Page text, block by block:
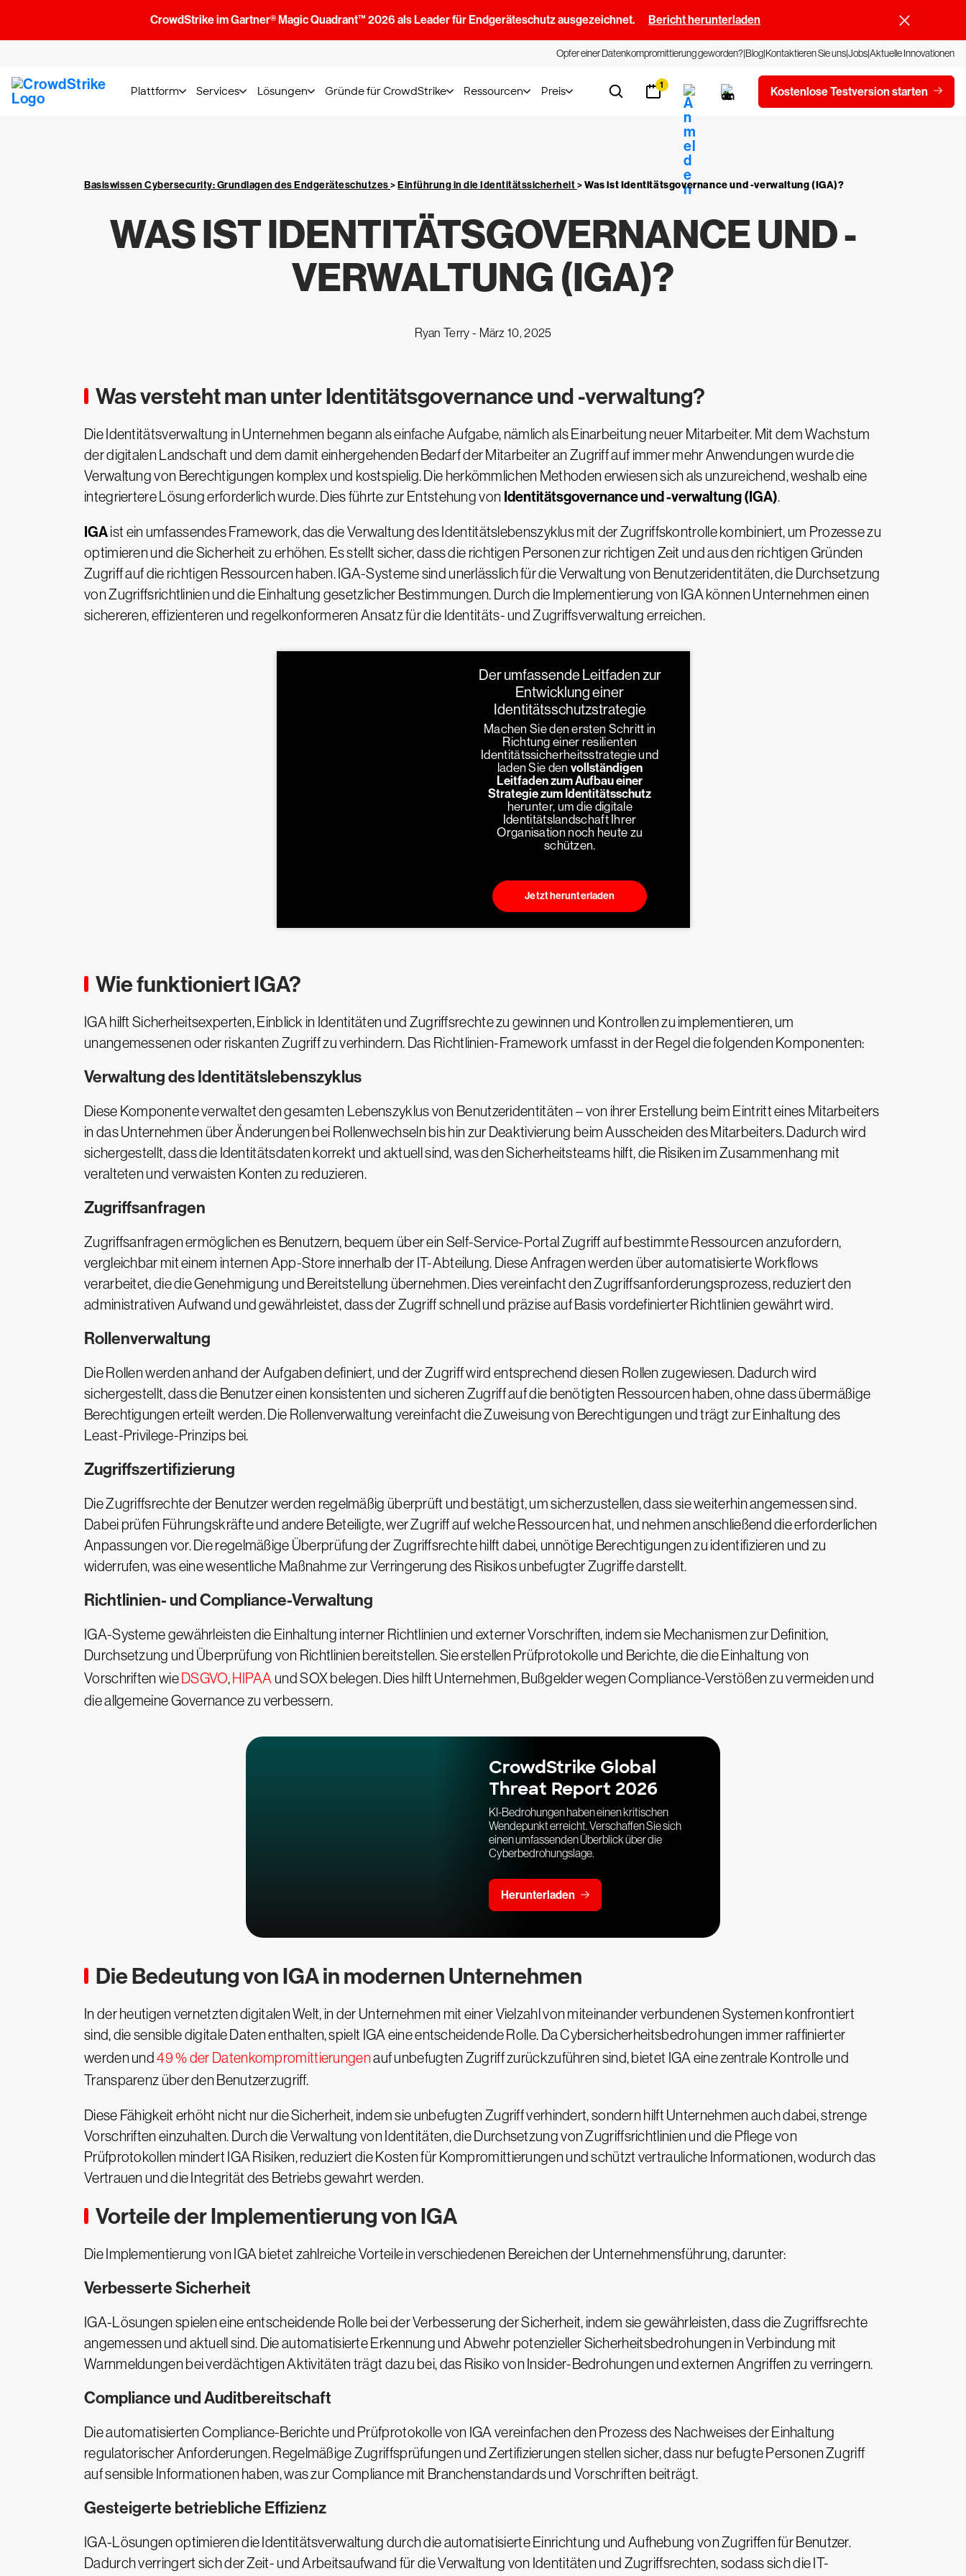
CrowdStrike im Gartner® Magic Quadrant™ 2026 als Leader für Endgeräteschutz ausgezeichnet. Bericht herunterladen
Opfer einer Datenkompromittierung geworden?BlogKontaktieren Sie unsJobsAktuelle Innovationen
Plattform Services Lösungen Gründe für CrowdStrike Ressourcen Preis 1 Kostenlose Testversion starten
Basiswissen Cybersecurity: Grundlagen des Endgeräteschutzes>Einführung in die Identitätssicherheit>Was ist Identitätsgovernance und -verwaltung (IGA)?
WAS IST IDENTITÄTSGOVERNANCE UND -
VERWALTUNG (IGA)?
Ryan Terry - März 10, 2025
Was versteht man unter Identitätsgovernance und -verwaltung?
Die Identitätsverwaltung in Unternehmen begann als einfache Aufgabe, nämlich als Einarbeitung neuer Mitarbeiter. Mit dem Wachstum
der digitalen Landschaft und dem damit einhergehenden Bedarf der Mitarbeiter an Zugriff auf immer mehr Anwendungen wurde die
Verwaltung von Berechtigungen komplex und kostspielig. Die herkömmlichen Methoden erwiesen sich als unzureichend, weshalb eine
integriertere Lösung erforderlich wurde. Dies führte zur Entstehung von Identitätsgovernance und -verwaltung (IGA).
IGAist ein umfassendes Framework, das die Verwaltung des Identitätslebenszyklus mit der Zugriffskontrolle kombiniert, um Prozesse zu
optimieren und die Sicherheit zu erhöhen. Es stellt sicher, dass die richtigen Personen zur richtigen Zeit und aus den richtigen Gründen
Zugriff auf die richtigen Ressourcen haben. IGA-Systeme sind unerlässlich für die Verwaltung von Benutzeridentitäten, die Durchsetzung
von Zugriffsrichtlinien und die Einhaltung gesetzlicher Bestimmungen. Durch die Implementierung von IGA können Unternehmen einen
sichereren, effizienteren und regelkonformeren Ansatz für die Identitäts- und Zugriffsverwaltung erreichen.
Der umfassende Leitfaden zur
Entwicklung einer
Identitätsschutzstrategie
Machen Sie den ersten Schritt in
Richtung einer resilienten
Identitätssicherheitsstrategie und
laden Sie den vollständigen
Leitfaden zum Aufbau einer
Strategie zum Identitätsschutz
herunter, um die digitale
Identitätslandschaft Ihrer
Organisation noch heute zu
schützen.
Jetzt herunterladen
Wie funktioniert IGA?
IGA hilft Sicherheitsexperten, Einblick in Identitäten und Zugriffsrechte zu gewinnen und Kontrollen zu implementieren, um
unangemessenen oder riskanten Zugriff zu verhindern. Das Richtlinien-Framework umfasst in der Regel die folgenden Komponenten:
Verwaltung des Identitätslebenszyklus
Diese Komponente verwaltet den gesamten Lebenszyklus von Benutzeridentitäten – von ihrer Erstellung beim Eintritt eines Mitarbeiters
in das Unternehmen über Änderungen bei Rollenwechseln bis hin zur Deaktivierung beim Ausscheiden des Mitarbeiters. Dadurch wird
sichergestellt, dass die Identitätsdaten korrekt und aktuell sind, was den Sicherheitsteams hilft, die Risiken im Zusammenhang mit
veralteten und verwaisten Konten zu reduzieren.
Zugriffsanfragen
Zugriffsanfragen ermöglichen es Benutzern, bequem über ein Self-Service-Portal Zugriff auf bestimmte Ressourcen anzufordern,
vergleichbar mit einem internen App-Store innerhalb der IT-Abteilung. Diese Anfragen werden über automatisierte Workflows
verarbeitet, die die Genehmigung und Bereitstellung übernehmen. Dies vereinfacht den Zugriffsanforderungsprozess, reduziert den
administrativen Aufwand und gewährleistet, dass der Zugriff schnell und präzise auf Basis vordefinierter Richtlinien gewährt wird.
Rollenverwaltung
Die Rollen werden anhand der Aufgaben definiert, und der Zugriff wird entsprechend diesen Rollen zugewiesen. Dadurch wird
sichergestellt, dass die Benutzer einen konsistenten und sicheren Zugriff auf die benötigten Ressourcen haben, ohne dass übermäßige
Berechtigungen erteilt werden. Die Rollenverwaltung vereinfacht die Zuweisung von Berechtigungen und trägt zur Einhaltung des
Least-Privilege-Prinzips bei.
Zugriffszertifizierung
Die Zugriffsrechte der Benutzer werden regelmäßig überprüft und bestätigt, um sicherzustellen, dass sie weiterhin angemessen sind.
Dabei prüfen Führungskräfte und andere Beteiligte, wer Zugriff auf welche Ressourcen hat, und nehmen anschließend die erforderlichen
Anpassungen vor. Die regelmäßige Überprüfung der Zugriffsrechte hilft dabei, unnötige Berechtigungen zu identifizieren und zu
widerrufen, was eine wesentliche Maßnahme zur Verringerung des Risikos unbefugter Zugriffe darstellt.
Richtlinien- und Compliance-Verwaltung
IGA-Systeme gewährleisten die Einhaltung interner Richtlinien und externer Vorschriften, indem sie Mechanismen zur Definition,
Durchsetzung und Überprüfung von Richtlinien bereitstellen. Sie erstellen Prüfprotokolle und Berichte, die die Einhaltung von
Vorschriften wie DSGVO, HIPAA und SOX belegen. Dies hilft Unternehmen, Bußgelder wegen Compliance-Verstößen zu vermeiden und
die allgemeine Governance zu verbessern.
CrowdStrike Global
Threat Report 2026
KI-Bedrohungen haben einen kritischen
Wendepunkt erreicht. Verschaffen Sie sich
einen umfassenden Überblick über die
Cyberbedrohungslage.
Herunterladen
Die Bedeutung von IGA in modernen Unternehmen
In der heutigen vernetzten digitalen Welt, in der Unternehmen mit einer Vielzahl von miteinander verbundenen Systemen konfrontiert
sind, die sensible digitale Daten enthalten, spielt IGA eine entscheidende Rolle. Da Cybersicherheitsbedrohungen immer raffinierter
werden und49 % der Datenkompromittierungenauf unbefugten Zugriff zurückzuführen sind, bietet IGA eine zentrale Kontrolle und
Transparenz über den Benutzerzugriff.
Diese Fähigkeit erhöht nicht nur die Sicherheit, indem sie unbefugten Zugriff verhindert, sondern hilft Unternehmen auch dabei, strenge
Vorschriften einzuhalten. Durch die Verwaltung von Identitäten, die Durchsetzung von Zugriffsrichtlinien und die Pflege von
Prüfprotokollen mindert IGA Risiken, reduziert die Kosten für Kompromittierungen und schützt vertrauliche Informationen, wodurch das
Vertrauen und die Integrität des Betriebs gewahrt werden.
Vorteile der Implementierung von IGA
Die Implementierung von IGA bietet zahlreiche Vorteile in verschiedenen Bereichen der Unternehmensführung, darunter:
Verbesserte Sicherheit
IGA-Lösungen spielen eine entscheidende Rolle bei der Verbesserung der Sicherheit, indem sie gewährleisten, dass die Zugriffsrechte
angemessen und aktuell sind. Die automatisierte Erkennung und Abwehr potenzieller Sicherheitsbedrohungen in Verbindung mit
Warnmeldungen bei verdächtigen Aktivitäten trägt dazu bei, das Risiko von Insider-Bedrohungen und externen Angriffen zu verringern.
Compliance und Auditbereitschaft
Die automatisierten Compliance-Berichte und Prüfprotokolle von IGA vereinfachen den Prozess des Nachweises der Einhaltung
regulatorischer Anforderungen. Regelmäßige Zugriffsprüfungen und Zertifizierungen stellen sicher, dass nur befugte Personen Zugriff
auf sensible Informationen haben, was zur Compliance mit Branchenstandards und Vorschriften beiträgt.
Gesteigerte betriebliche Effizienz
IGA-Lösungen optimieren die Identitätsverwaltung durch die automatisierte Einrichtung und Aufhebung von Zugriffen für Benutzer.
Dadurch verringert sich der Zeit- und Arbeitsaufwand für die Verwaltung von Identitäten und Zugriffsrechten, sodass sich die IT-